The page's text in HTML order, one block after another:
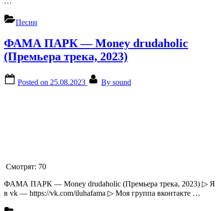
Песни
ФАМА ПАРК — Money drudaholic
(Премьера трека, 2023)
Posted on 25.08.2023 By sound
Смотрят: 70
ФАМА ПАРК — Money drudaholic (Премьера трека, 2023) ▷ Я
в vk — https://vk.com/iluhafama ▷ Моя группа вконтакте …